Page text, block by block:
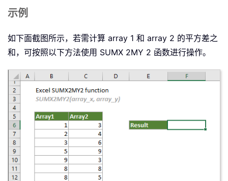
示例
如下面截图所示，若需计算 array 1 和 array 2 的平方差之
和，可按照以下方法使用 SUMX 2MY 2 函数进行操作。